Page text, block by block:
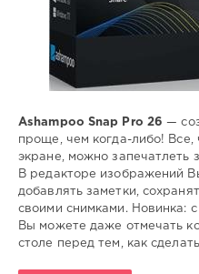
Ashampoo Snap Pro 26 —
проще, чем когда-либо!
экране, можно запечатлеть
В редакторе изображений
добавлять заметки,
своими снимками. Новинка:
Вы можете даже отмечать
столе перед тем, как